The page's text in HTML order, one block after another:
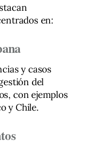
en:
y casos
del
con ejemplos
y Chile.